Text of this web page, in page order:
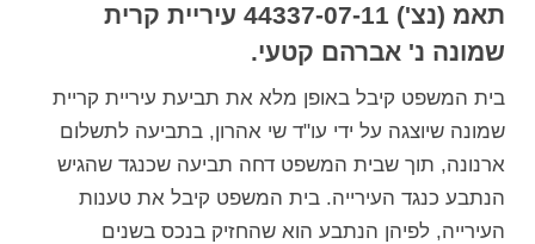
תאמ (נצ') 44337-07-11 עיריית קרית
שמונה נ' אברהם קטעי.
בית המשפט קיבל באופן מלא את תביעת עיריית קריית
שמונה שיוצגה על ידי עו"ד שי אהרון, בתביעה לתשלום
ארנונה, תוך שבית המשפט דחה תביעה שכנגד שהגיש
הנתבע כנגד העירייה. בית המשפט קיבל את טענות
העירייה, לפיהן הנתבע הוא שהחזיק בנכס בשנים